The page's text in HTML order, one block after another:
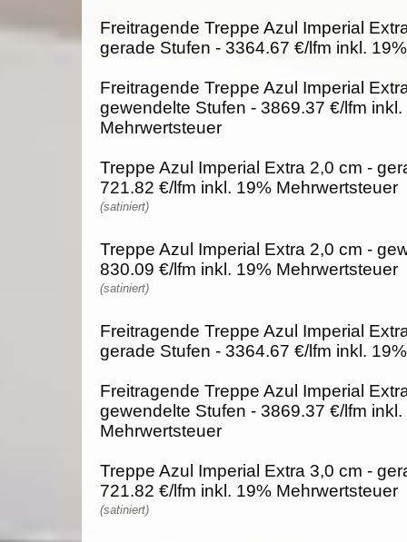
Freitragende Treppe Azul Imperial
gerade Stufen - 3364.67 €/lfm inkl.
Freitragende Treppe Azul Imperial
gewendelte Stufen - 3869.37 €/lfm inkl.
Mehrwertsteuer
Treppe Azul Imperial Extra 2,0 cm -
721.82 €/lfm inkl. 19% Mehrwertsteuer
(satiniert)
Treppe Azul Imperial Extra 2,0 cm -
830.09 €/lfm inkl. 19% Mehrwertsteuer
(satiniert)
Freitragende Treppe Azul Imperial
gerade Stufen - 3364.67 €/lfm inkl.
Freitragende Treppe Azul Imperial
gewendelte Stufen - 3869.37 €/lfm inkl.
Mehrwertsteuer
Treppe Azul Imperial Extra 3,0 cm -
721.82 €/lfm inkl. 19% Mehrwertsteuer
(satiniert)